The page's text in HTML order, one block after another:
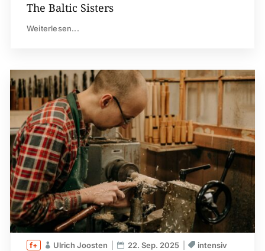
The Baltic Sisters
Weiterlesen...
Ulrich Joosten 22. Sep. 2025 intensiv